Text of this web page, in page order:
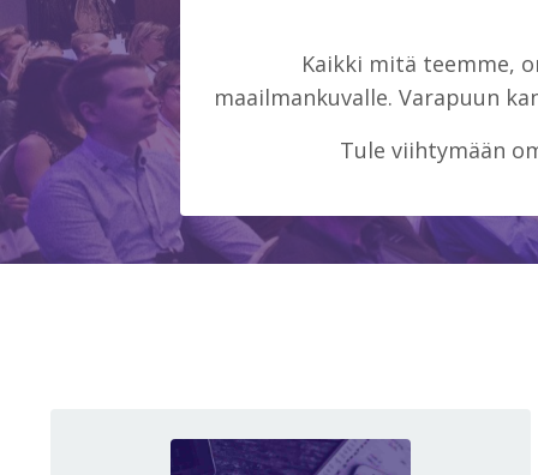
Kaikki mitä teemme,
maailmankuvalle. Varapuun
Tule viihtymään